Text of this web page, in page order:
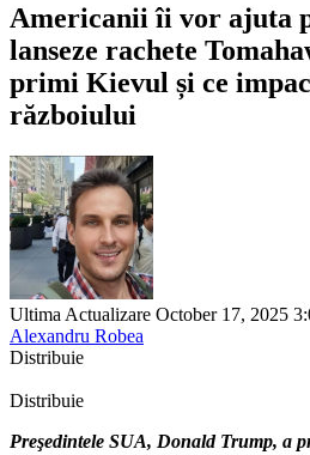
Americanii îi vor ajuta
lanseze rachete
primi Kievul și ce
războiului
Ultima Actualizare October 17, 2025
Alexandru Robea
Distribuie
Distribuie
Preşedintele SUA, Donald Trump, a